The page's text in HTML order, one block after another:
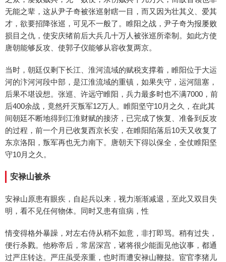
无能之辈，这从尹子奇被张巡射瞎一目，而又因为壮其义、爱其
才，欲要招降张巡，可见不一般了。睢阳之战，尹子奇为报屡败
损目之仇，使安庆绪前后大兵几十万人被张巡所牵制。如此方使
唐朝能够反攻、使郭子仪能够从容收复两京。
当时，朝廷仅剩下长江、淮河流域的赋税支撑着，睢阳位于大运
河的汴河河段中部，是江淮流域的重镇，如果失守，运河阻塞，
后果不堪设想。张巡、许远守睢阳，兵力最多时也不满7000，前
后400余战，竟然歼灭叛军12万人。睢阳坚守10月之久，在此其
间朝廷不断地得到江淮财赋的接济，已完成了恢复、准备到反攻
的过程，前一个月已收复西京长安，在睢阳陷落后10天又收复了
东京洛阳，叛军再也无力南下。唐朝天下得以保全，全仗睢阳坚
守10月之久。
安禄山被杀
安禄山原患有眼疾，自起兵以来，视力渐渐减退，至此又双目失
明，看不见任何物体。同时又患有疽病，性
情变得格外暴躁，对左右侍从稍不如意，非打即骂。稍有过失，
便行杀戮。他称帝后，常居深宫，诸将很少能面见他议事，都通
过严庄转达。严庄虽受亲重，也时而遭安禄山鞭挞。宦官李猪儿